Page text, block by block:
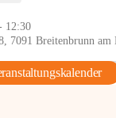
12:30